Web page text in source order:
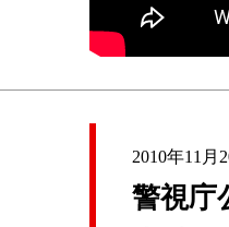
2010年11月
警視庁